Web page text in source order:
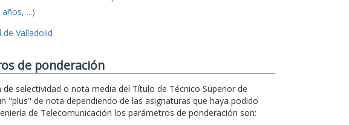
...)
de Valladolid
de ponderación
selectividad o nota media del Título de Técnico Superior de
"plus" de nota dependiendo de las asignaturas que haya podido
de Telecomunicación los parámetros de ponderación son: